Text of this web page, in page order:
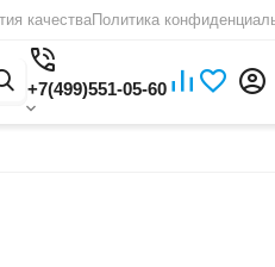
качестваПолитика
+7(499)551-05-60